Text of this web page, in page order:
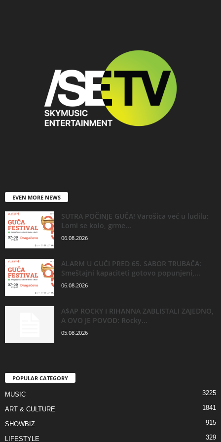
EVEN MORE NEWS
SUTRA POČINJE GUČA! Varošica već u ludilu:
Lomi se kolo, grme...
06.08.2026
ALARM U GUČI PRED 65. SABOR TRUBAČA:
Smeštajni kapaciteti gotovo popunjeni,...
06.08.2026
A$AP ROCKY I RIHANNA ZABLISTALI ZAJEDNO,
A OVO JE POVOD: Rocky...
05.08.2026
POPULAR CATEGORY
MUSIC 3225
ART & CULTURE 1841
SHOWBIZ 915
LIFESTYLE 329